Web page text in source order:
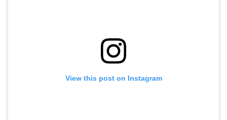
View this post on Instagram